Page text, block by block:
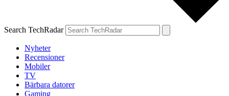
Search TechRadar
Nyheter
Recensioner
Mobiler
TV
Bärbara datorer
Gaming